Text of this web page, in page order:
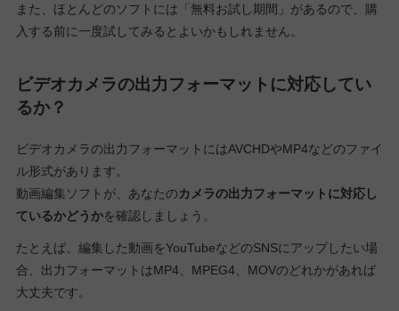
また、ほとんどのソフトには「無料お試し期間」があるので、購
入する前に一度試してみるとよいかもしれません。
ビデオカメラの出力フォーマットに対応してい
るか？
ビデオカメラの出力フォーマットにはAVCHDやMP4などのファイ
ル形式があります。
動画編集ソフトが、あなたのカメラの出力フォーマットに対応し
ているかどうかを確認しましょう。
たとえば、編集した動画をYouTubeなどのSNSにアップしたい場
合、出力フォーマットはMP4、MPEG4、MOVのどれかがあれば
大丈夫です。